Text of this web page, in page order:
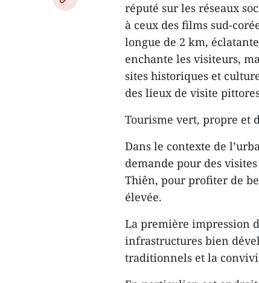
réputé sur les réseaux
à ceux des films sud-
longue de 2 km,
enchante les visiteurs,
sites historiques et
des lieux de visite
Tourisme vert, propre et
Dans le contexte de
demande pour des
Thiên, pour profiter de
élevée.
La première impression
infrastructures bien
traditionnels et la